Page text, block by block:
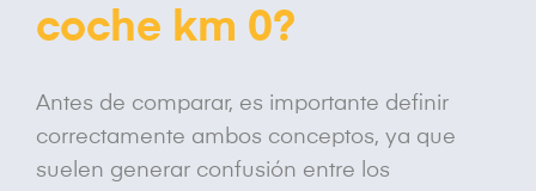
coche km 0?
Antes de comparar, es importante definir
correctamente ambos conceptos, ya que
suelen generar confusión entre los